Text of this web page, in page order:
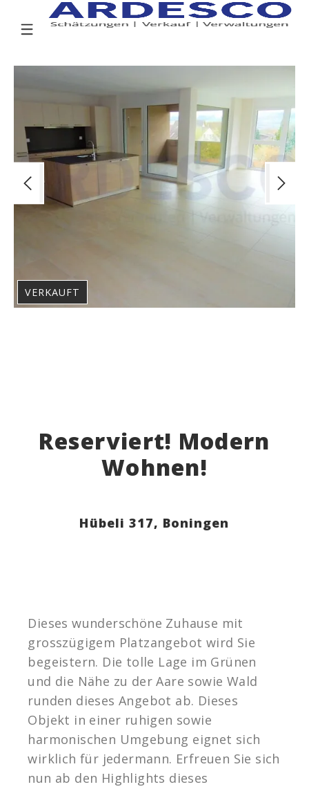
VERKAUFT
Reserviert! Modern
Wohnen!
Hübeli 317, Boningen
Dieses wunderschöne Zuhause mit
grosszügigem Platzangebot wird Sie
begeistern. Die tolle Lage im Grünen
und die Nähe zu der Aare sowie Wald
runden dieses Angebot ab. Dieses
Objekt in einer ruhigen sowie
harmonischen Umgebung eignet sich
wirklich für jedermann. Erfreuen Sie sich
nun ab den Highlights dieses